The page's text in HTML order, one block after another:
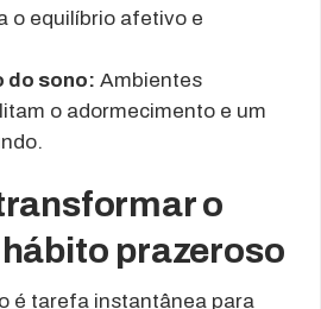
o equilíbrio afetivo e
do sono: Ambientes
o adormecimento e um
o
prazeroso
é tarefa instantânea para